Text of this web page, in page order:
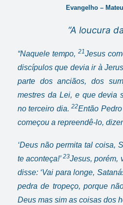
Evangelho –
“A loucura
“Naquele tempo,21Jesus
discípulos que devia ir à
parte dos anciãos, dos
mestres da Lei, e que devia
no terceiro dia.22Então
começou a repreendê-lo,
‘Deus não permita tal coisa,
te aconteça!’23Jesus, porém,
disse: ‘Vai para longe,
pedra de tropeço, porque
Deus mas sim as coisas dos